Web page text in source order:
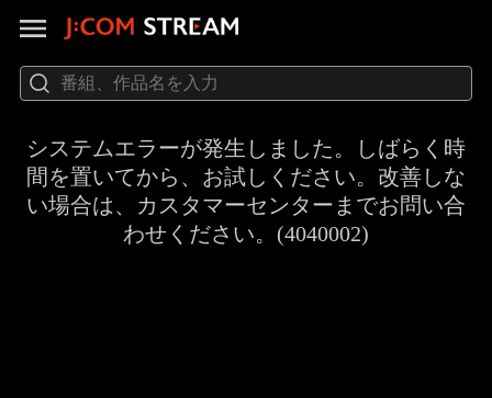
システムエラーが発生しました。しばらく時
間を置いてから、お試しください。改善しな
い場合は、カスタマーセンターまでお問い合
わせください。(4040002)